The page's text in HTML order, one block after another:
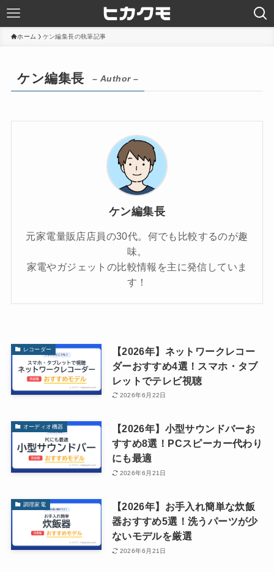
ホーム ケン編集長の執筆記事
ケン編集長 – Author –
ケン編集長
元家電量販店店員の30代。何でも比較するのが趣
味。
家電やガジェットの比較情報を主に発信していま
す！
レコーダー
【2026年】ネットワークレコー
ダーおすすめ4選！スマホ・タブ
レットでテレビ視聴
2026年6月22日
オーディオ機器
【2026年】小型サウンドバーお
すすめ8選！PCスピーカー代わり
にも最適
2026年6月21日
調理家電
【2026年】お手入れ簡単な炊飯
器おすすめ5選！洗うパーツが少
ないモデルを厳選
2026年6月21日